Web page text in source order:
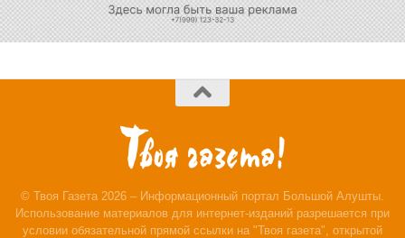
© Твоя Газета 2026 – Информационный портал Большой Алушты.
Использование материалов для интернет-изданий разрешается при
условии обязательной прямой ссылки на "Твоя газета", открытой